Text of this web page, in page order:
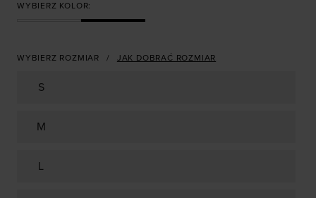
WYBIERZ KOLOR:
WYBIERZ ROZMIAR JAK DOBRAĆ ROZMIAR
S
M
L